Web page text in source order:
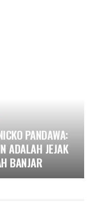
PANDAWA:
ADALAH JEJAK
BANJAR